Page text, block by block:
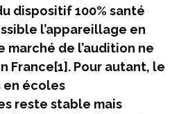
dispositif 100% santé
l’appareillage en
marché de l’audition ne
France[1]. Pour autant, le
en écoles
reste stable mais